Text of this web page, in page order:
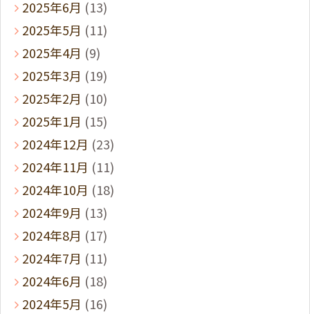
2025年6月 (13)
2025年5月 (11)
2025年4月 (9)
2025年3月 (19)
2025年2月 (10)
2025年1月 (15)
2024年12月 (23)
2024年11月 (11)
2024年10月 (18)
2024年9月 (13)
2024年8月 (17)
2024年7月 (11)
2024年6月 (18)
2024年5月 (16)